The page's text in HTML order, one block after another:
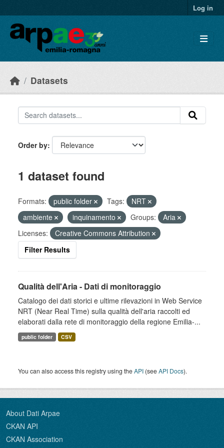
Log in
Datasets
Order by
1 dataset found
Formats: public folder Tags:
NRT
ambiente
inquinamento Groups:
Aria
Licenses:
Creative Commons Attribution
Filter Results
Qualità dell'Aria - Dati di monitoraggio
Catalogo dei dati storici e ultime rilevazioni in Web Service
NRT (Near Real Time) sulla qualità dell'aria raccolti ed
elaborati dalla rete di monitoraggio della regione Emilia-...
public folder CSV
You can also access this registry using theAPI (seeAPI Docs).
About Dati Arpae
CKAN API
CKAN Association